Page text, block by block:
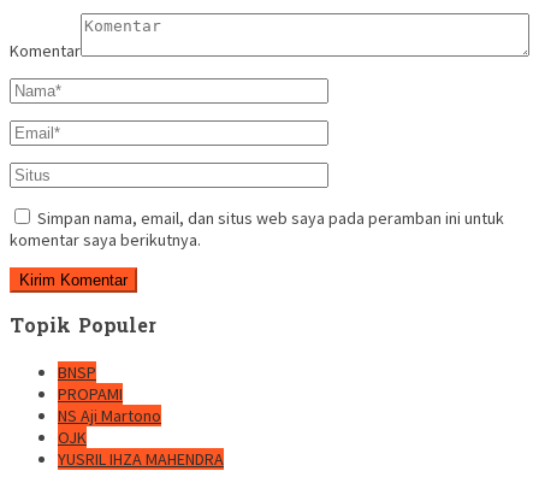
Komentar
Simpan nama, email, dan situs web saya pada peramban ini untuk
komentar saya berikutnya.
Topik Populer
BNSP
PROPAMI
NS Aji Martono
OJK
YUSRIL IHZA MAHENDRA